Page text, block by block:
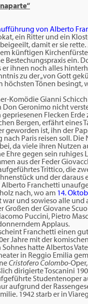
von Alberto
ein Ritter und ein
damit er sie
künftigen
Bestechungspraxis ein.
er ihnen noch alles
zu der „von Gott
höchsten Tönen
Komödie Gianni
Geronimo nicht
Flecken
Bergen, erfährt eines
geworden ist, ihn der
Paris reisen soll.
da viele ihren Nutzen
Ehre gegen sein
aus der Feder
Trittico, die
und der
Franchetti
nach, wo am 14.
und sowieso alle und
Großen der Giovane
Puccini, Pietro
Applaus.
Franchetti einen
Jahre mit der
hatte Albertos
in Reggio Emilia
Cristofero Colombo-
dirigierte Toscanini
aufgrund der
1942 starb er in